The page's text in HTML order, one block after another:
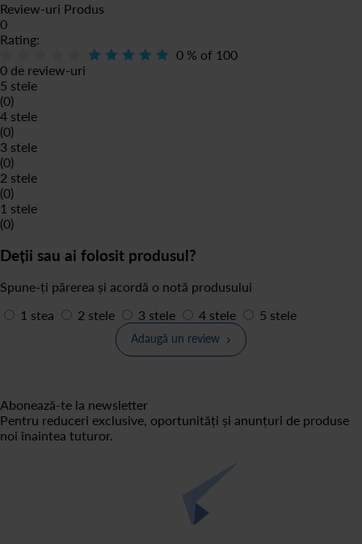
Review-uri Produs
0
Rating:
0 % of 100
0 de review-uri
5 stele
(0)
4 stele
(0)
3 stele
(0)
2 stele
(0)
1 stele
(0)
Deții sau ai folosit produsul?
Spune-ți părerea și acordă o notă produsului
1 stea
2 stele 3 stele 4 stele 5 stele
Adaugă un review
Abonează-te la newsletter
Pentru reduceri exclusive, oportunități și anunțuri de produse
noi înaintea tuturor.